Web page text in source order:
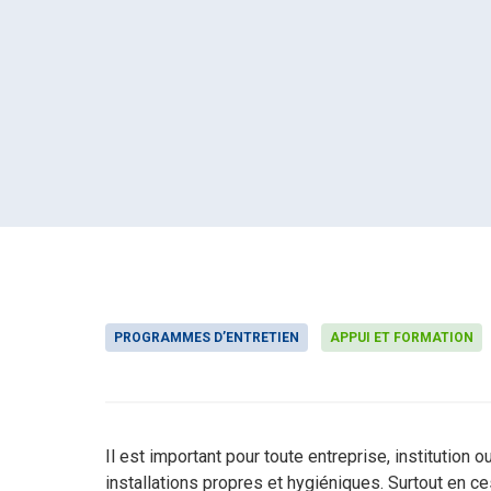
espaces
Industrie
PROGRAMMES D’ENTRETIEN APPUI ET FORMATION
Il est important pour toute entreprise, institution
installations propres et hygiéniques. Surtout en